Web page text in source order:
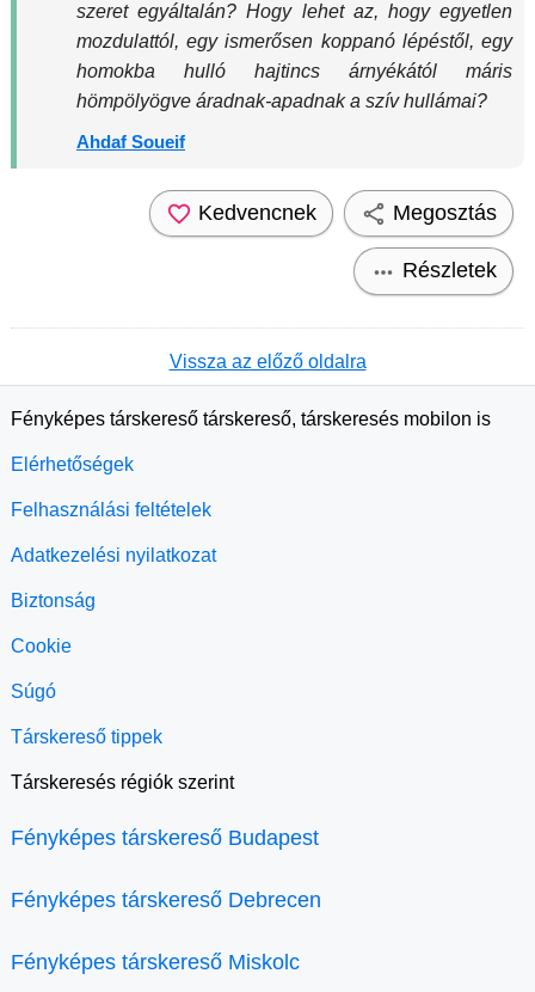
szeret egyáltalán? Hogy lehet az, hogy egyetlen
mozdulattól, egy ismerősen koppanó lépéstől, egy
homokba hulló hajtincs árnyékától máris
hömpölyögve áradnak-apadnak a szív hullámai?
Ahdaf Soueif
Kedvencnek Megosztás
Részletek
Vissza az előző oldalra
Fényképes társkereső társkereső, társkeresés mobilon is
Elérhetőségek
Felhasználási feltételek
Adatkezelési nyilatkozat
Biztonság
Cookie
Súgó
Társkereső tippek
Társkeresés régiók szerint
Fényképes társkereső Budapest
Fényképes társkereső Debrecen
Fényképes társkereső Miskolc